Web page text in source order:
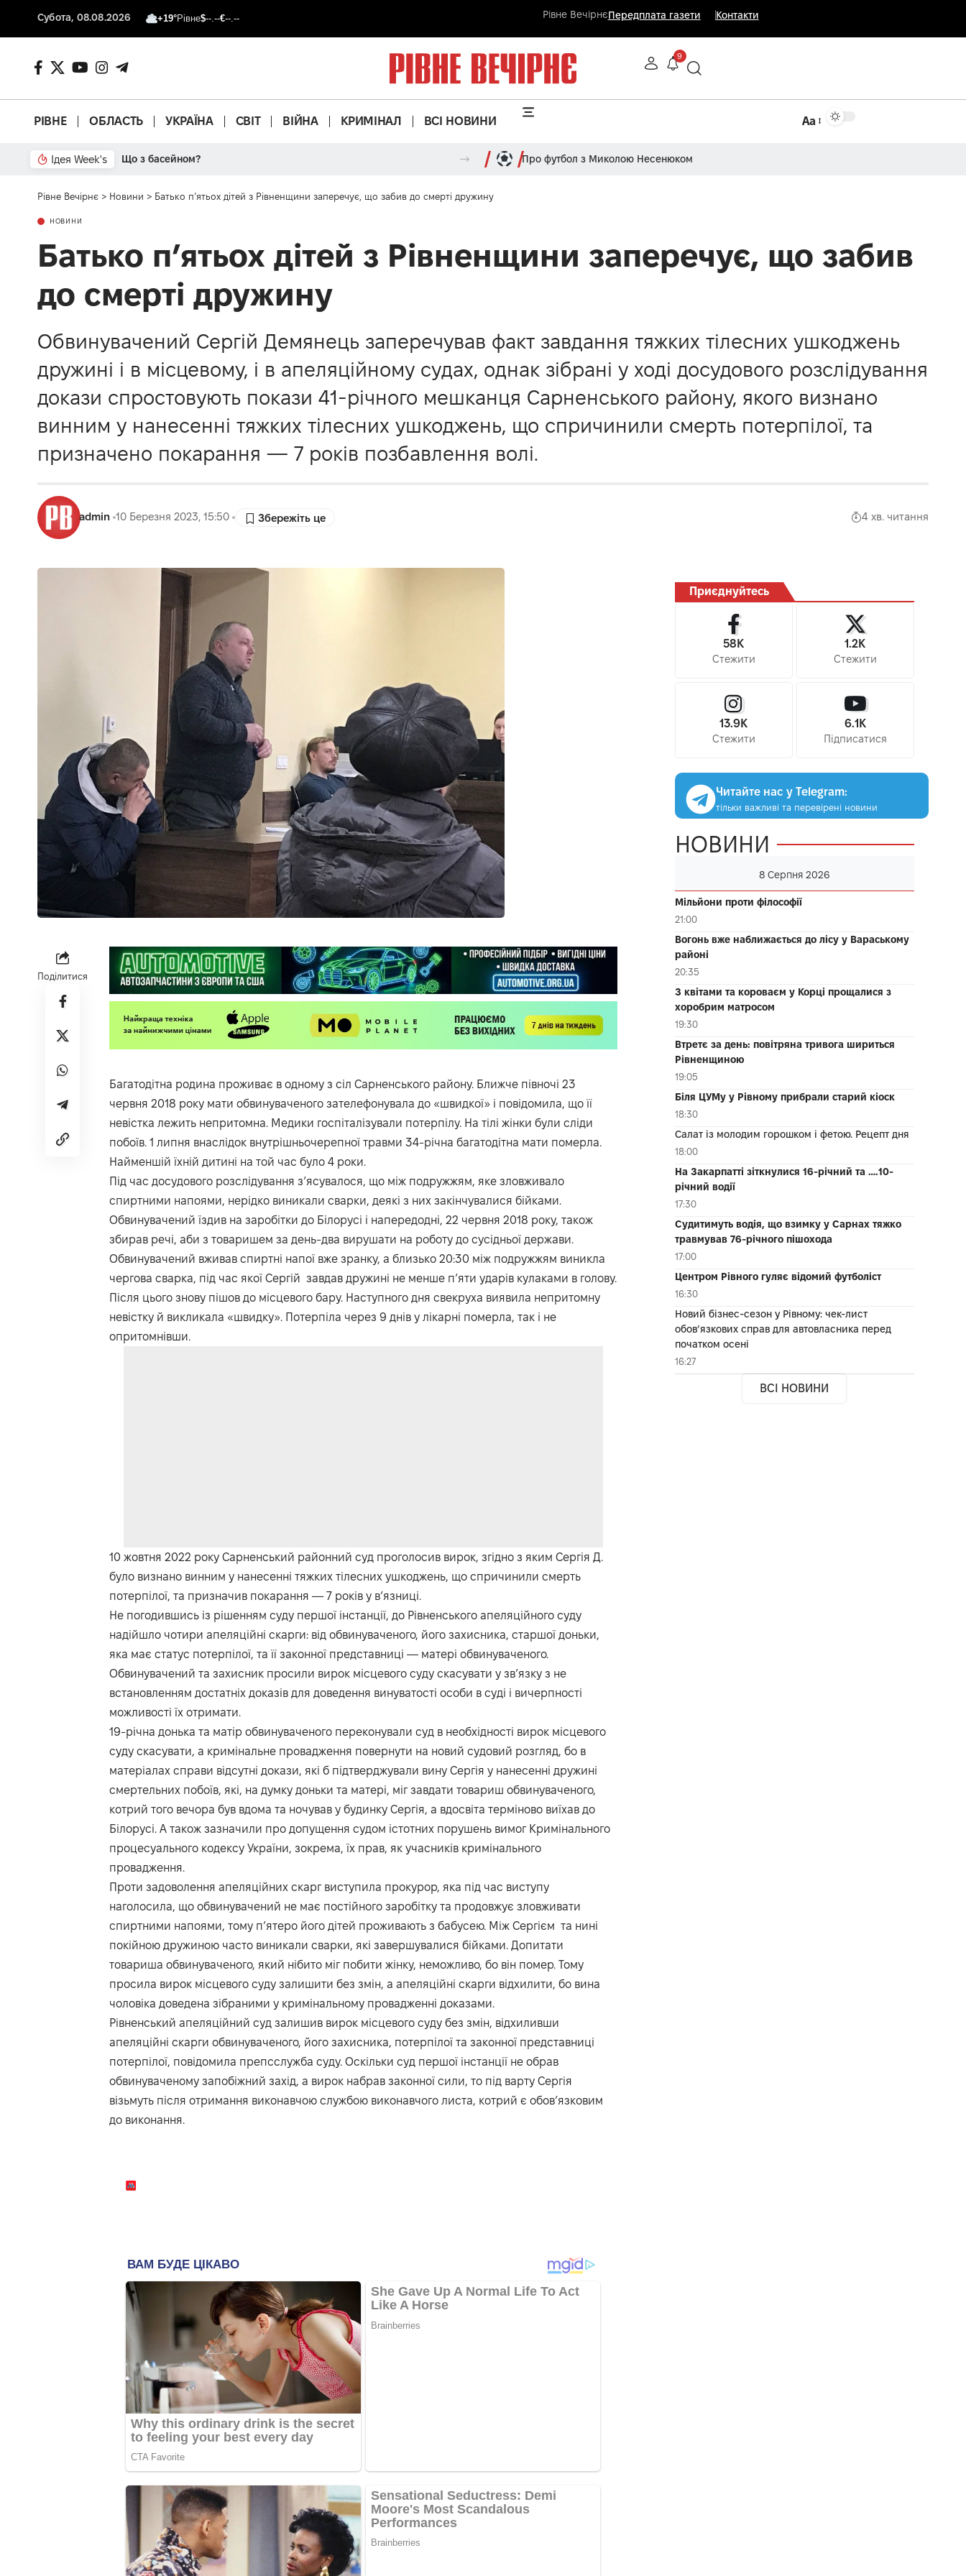
Субота, 08.08.2026 +19°Рівне$--.--€--.-- Рівне ВечірнєПередплата газети Контакти
9
РІВНЕ ОБЛАСТЬ УКРАЇНА СВІТ ВІЙНА КРИМІНАЛ ВСІ НОВИНИ Аа
Ідея Week's Що з басейном? Про футбол з Миколою Несенюком
Рівне Вечірнє > Новини > Батько п’ятьох дітей з Рівненщини заперечує, що забив до смерті дружину
НОВИНИ
Батько п’ятьох дітей з Рівненщини заперечує, що забив
до смерті дружину
Обвинувачений Сергій Демянець заперечував факт завдання тяжких тілесних ушкоджень
дружині і в місцевому, і в апеляційному судах, однак зібрані у ході досудового розслідування
докази спростовують покази 41-річного мешканця Сарненського району, якого визнано
винним у нанесенні тяжких тілесних ушкоджень, що спричинили смерть потерпілої, та
призначено покарання — 7 років позбавлення волі.
admin 10 Березня 2023, 15:50 4 хв. читання
Поділитися
Багатодітна родина проживає в одному з сіл Сарненського району. Ближче півночі 23
червня 2018 року мати обвинуваченого зателефонувала до «швидкої» і повідомила, що її
невістка лежить непритомна. Медики госпіталізували потерпілу. На тілі жінки були сліди
побоїв. 1 липня внаслідок внутрішньочерепної травми 34-річна багатодітна мати померла.
Найменшій їхній дитині на той час було 4 роки.
Під час досудового розслідування з’ясувалося, що між подружжям, яке зловживало
спиртними напоями, нерідко виникали сварки, деякі з них закінчувалися бійками.
Обвинувачений їздив на заробітки до Білорусі і напередодні, 22 червня 2018 року, також
збирав речі, аби з товаришем за день-два вирушати на роботу до сусідньої держави.
Обвинувачений вживав спиртні напої вже зранку, а близько 20:30 між подружжям виникла
чергова сварка, під час якої Сергій завдав дружині не менше п’яти ударів кулаками в голову.
Після цього знову пішов до місцевого бару. Наступного дня свекруха виявила непритомну
невістку й викликала «швидку». Потерпіла через 9 днів у лікарні померла, так і не
опритомнівши.
10 жовтня 2022 року Сарненський районний суд проголосив вирок, згідно з яким Сергія Д.
було визнано винним у нанесенні тяжких тілесних ушкоджень, що спричинили смерть
потерпілої, та призначив покарання — 7 років у в’язниці.
Не погодившись із рішенням суду першої інстанції, до Рівненського апеляційного суду
надійшло чотири апеляційні скарги: від обвинуваченого, його захисника, старшої доньки,
яка має статус потерпілої, та її законної представниці — матері обвинуваченого.
Обвинувачений та захисник просили вирок місцевого суду скасувати у зв’язку з не
встановленням достатніх доказів для доведення винуватості особи в суді і вичерпності
можливості їх отримати.
19-річна донька та матір обвинуваченого переконували суд в необхідності вирок місцевого
суду скасувати, а кримінальне провадження повернути на новий судовий розгляд, бо в
матеріалах справи відсутні докази, які б підтверджували вину Сергія у нанесенні дружині
смертельних побоїв, які, на думку доньки та матері, міг завдати товариш обвинуваченого,
котрий того вечора був вдома та ночував у будинку Сергія, а вдосвіта терміново виїхав до
Білорусі. А також зазначили про допущення судом істотних порушень вимог Кримінального
процесуального кодексу України, зокрема, їх прав, як учасників кримінального
провадження.
Проти задоволення апеляційних скарг виступила прокурор, яка під час виступу
наголосила, що обвинувачений не має постійного заробітку та продовжує зловживати
спиртними напоями, тому п’ятеро його дітей проживають з бабусею. Між Сергієм та нині
покійною дружиною часто виникали сварки, які завершувалися бійками. Допитати
товариша обвинуваченого, який нібито міг побити жінку, неможливо, бо він помер. Тому
просила вирок місцевого суду залишити без змін, а апеляційні скарги відхилити, бо вина
чоловіка доведена зібраними у кримінальному провадженні доказами.
Рівненський апеляційний суд залишив вирок місцевого суду без змін, відхиливши
апеляційні скарги обвинуваченого, його захисника, потерпілої та законної представниці
потерпілої, повідомила препсслужба суду. Оскільки суд першої інстанції не обрав
обвинуваченому запобіжний захід, а вирок набрав законної сили, то під варту Сергія
візьмуть після отримання виконавчою службою виконавчого листа, котрий є обов’язковим
до виконання.
Приєднуйтесь
58K
Стежити
1.2K
Стежити
13.9K
Стежити
6.1K
Підписатися
Читайте нас у Telegram:
тільки важливі та перевірені новини
НОВИНИ
8 Серпня 2026
Мільйони проти філософії
21:00
Вогонь вже наближається до лісу у Вараському
районі
20:35
З квітами та короваєм у Корці прощалися з
хоробрим матросом
19:30
Втретє за день: повітряна тривога шириться
Рівненщиною
19:05
Біля ЦУМу у Рівному прибрали старий кіоск
18:30
Салат із молодим горошком і фетою. Рецепт дня
18:00
На Закарпатті зіткнулися 16-річний та ….10-
річний водії
17:30
Судитимуть водія, що взимку у Сарнах тяжко
травмував 76-річного пішохода
17:00
Центром Рівного гуляє відомий футболіст
16:30
Новий бізнес-сезон у Рівному: чек-лист
обов’язкових справ для автовласника перед
початком осені
16:27
ВСІ НОВИНИ